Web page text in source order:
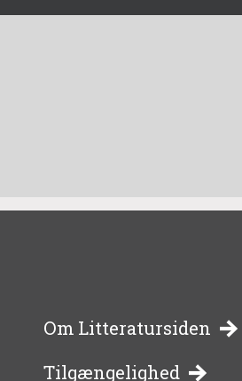
-
Om Litteratursiden
Tilgængelighed